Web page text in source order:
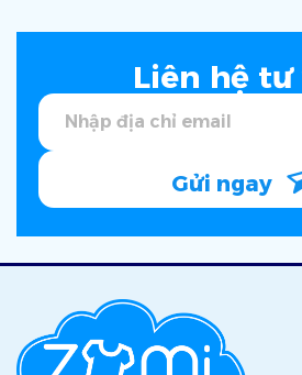
Liên hệ tư
Gửi ngay